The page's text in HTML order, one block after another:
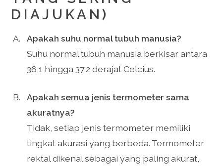
DIAJUKAN)
Apakah suhu normal tubuh manusia?
Suhu normal tubuh manusia berkisar antara
36,1 hingga 37,2 derajat Celcius.
Apakah semua jenis termometer sama
akuratnya?
Tidak, setiap jenis termometer memiliki
tingkat akurasi yang berbeda. Termometer
rektal dikenal sebagai yang paling akurat,